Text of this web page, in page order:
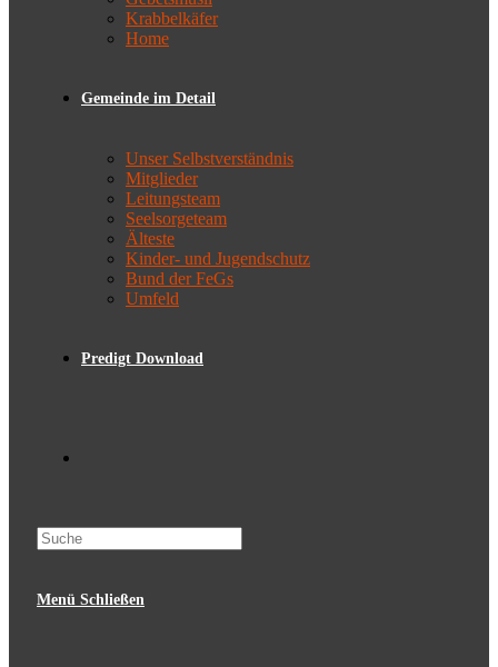
Krabbelkäfer
Home
Gemeinde im Detail
Unser Selbstverständnis
Mitglieder
Leitungsteam
Seelsorgeteam
Älteste
Kinder- und Jugendschutz
Bund der FeGs
Umfeld
Predigt Download
Menü Schließen